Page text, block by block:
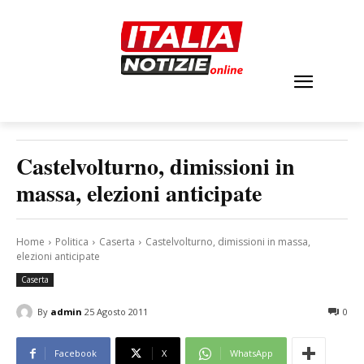
Castelvolturno, dimissioni in
massa, elezioni anticipate
Home Politica Caserta
Castelvolturno, dimissioni in massa,
elezioni anticipate
Caserta
By admin 25 Agosto 2011 0
Facebook X WhatsApp